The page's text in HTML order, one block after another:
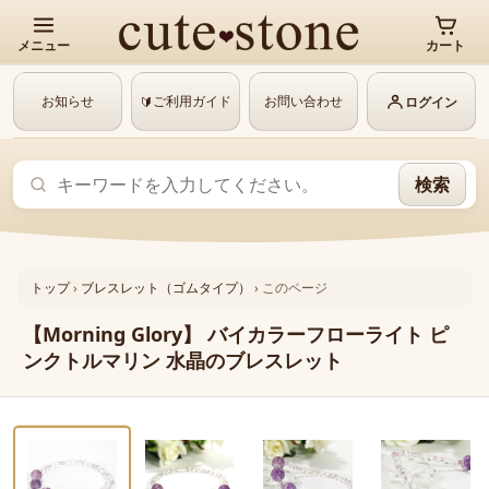
メニュー カート
お知らせ 🔰ご利用ガイド お問い合わせ ログイン
検索
トップ› ブレスレット（ゴムタイプ） › このページ
【Morning Glory】 バイカラーフローライト ピ
ンクトルマリン 水晶のブレスレット
‹
1 / 6